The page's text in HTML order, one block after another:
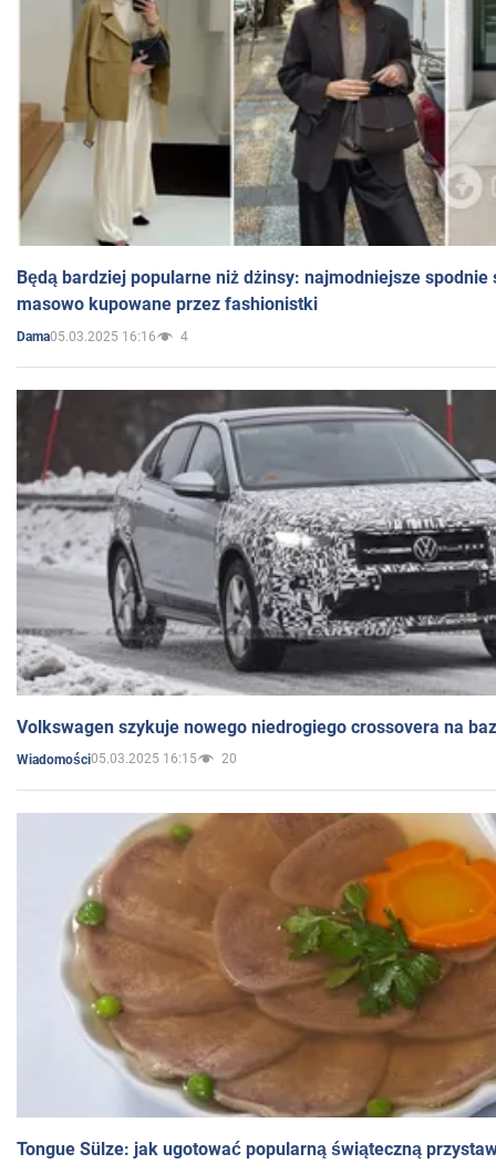
Będą bardziej popularne niż dżinsy: najmodniejsze spodnie
masowo kupowane przez fashionistki
Dama05.03.2025 16:16 4
Volkswagen szykuje nowego niedrogiego crossovera na
Wiadomości05.03.2025 16:15 20
Tongue Sülze: jak ugotować popularną świąteczną